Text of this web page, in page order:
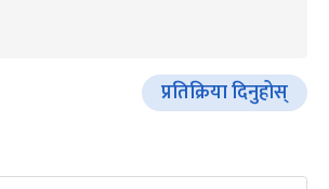
प्रतिक्रिया दिनुहोस्